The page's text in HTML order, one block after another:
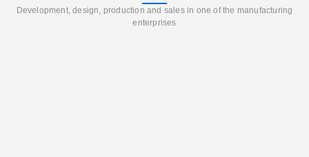
Development, design, production and sales in one of the manufacturing
enterprises